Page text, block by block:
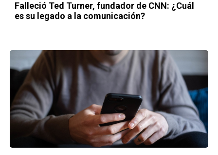
Falleció Ted Turner, fundador de CNN: ¿Cuál
es su legado a la comunicación?